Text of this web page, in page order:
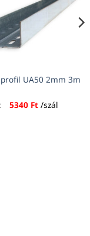
UA50 2mm 3m
5340 Ft/szál